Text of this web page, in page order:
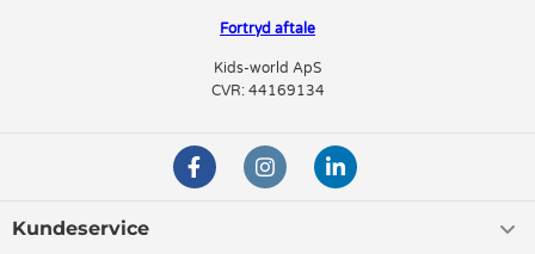
Fortryd aftale
Kids-world ApS
CVR: 44169134
Kundeservice